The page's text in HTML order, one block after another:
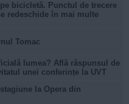
bicicletă. Punctul de trecere
redeschide în mai multe
Tomac
lumea? Află răspunsul de
unei conferințe la UVT
la Opera din